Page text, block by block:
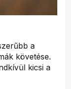
a
követése.
kicsi a